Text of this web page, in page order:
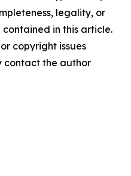
legality, or
in this article.
copyright issues
contact the author